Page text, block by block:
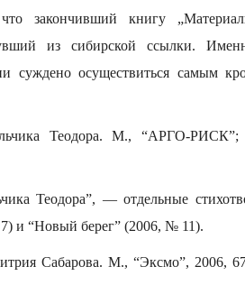
закончивший книгу
из сибирской ссылки.
суждено осуществиться самым
Теодора. М., “АРГО-РИСК”;
Теодора”, — отдельные
и “Новый берег” (2006, № 11).
Сабарова. М., “Эксмо”, 2006,